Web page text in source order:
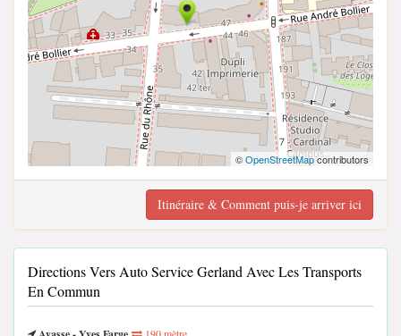
©OpenStreetMapcontributors
Itinéraire & Comment puis-je arriver ici
Directions Vers Auto Service Gerland Avec Les Transports
En Commun